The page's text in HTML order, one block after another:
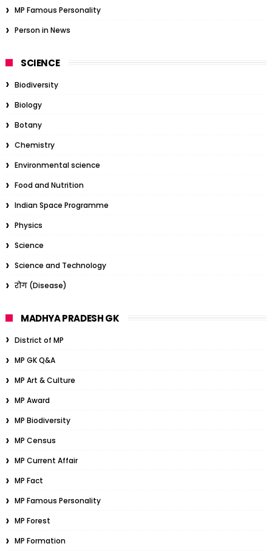
MP Famous Personality
Person in News
SCIENCE
Biodiversity
Biology
Botany
Chemistry
Environmental science
Food and Nutrition
Indian Space Programme
Physics
Science
Science and Technology
रोग (Disease)
MADHYA PRADESH GK
District of MP
MP GK Q&A
MP Art & Culture
MP Award
MP Biodiversity
MP Census
MP Current Affair
MP Fact
MP Famous Personality
MP Forest
MP Formation